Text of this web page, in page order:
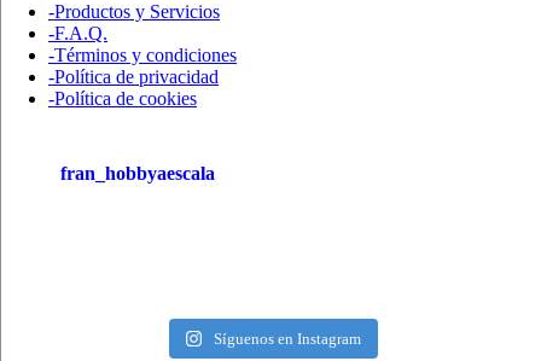
-Productos y Servicios
-F.A.Q.
-Términos y condiciones
-Política de privacidad
-Política de cookies
fran_hobbyaescala
Síguenos en Instagram